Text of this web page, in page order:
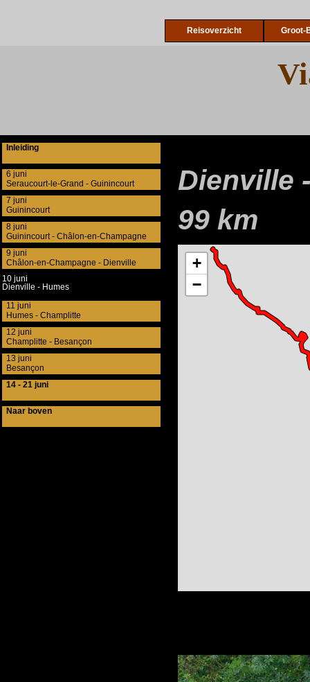
Reisoverzicht Groot-
Inleiding
6 juni
Seraucourt-le-Grand - Guinincourt
7 juni
Guinincourt
8 juni
Guinincourt - Châlon-en-Champagne
9 juni
Châlon-en-Champagne - Dienville
10 juni
Dienville - Humes
11 juni
Humes - Champlitte
12 juni
Champlitte - Besançon
13 juni
Besançon
14 - 21 juni
Naar boven
Dienville
99 km